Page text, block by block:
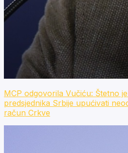
MCP odgovorila Vučiću: Štetno
predsjednika Srbije upućivati
račun Crkve